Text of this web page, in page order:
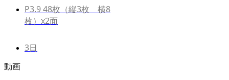
P3.9 48枚（縦3枚 横8
枚）x2面
3日
動画